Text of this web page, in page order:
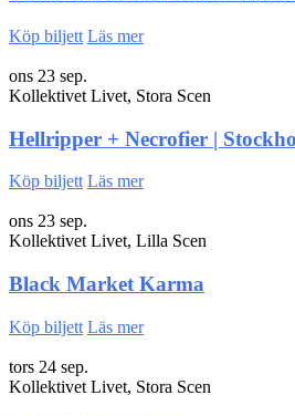
Köp biljett Läs mer
ons 23 sep.
Kollektivet Livet, Stora Scen
Hellripper + Necrofier |
Köp biljett Läs mer
ons 23 sep.
Kollektivet Livet, Lilla Scen
Black Market Karma
Köp biljett Läs mer
tors 24 sep.
Kollektivet Livet, Stora Scen